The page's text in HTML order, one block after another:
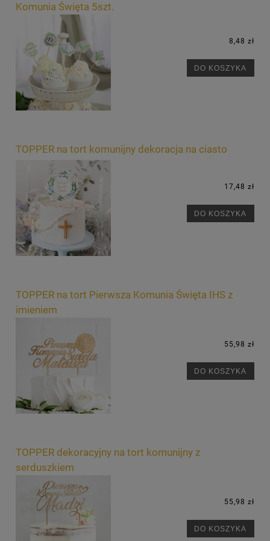
Komunia Święta 5szt.
8,48 zł
DO KOSZYKA
TOPPER na tort komunijny dekoracja na ciasto
17,48 zł
DO KOSZYKA
TOPPER na tort Pierwsza Komunia Święta IHS z
imieniem
55,98 zł
DO KOSZYKA
TOPPER dekoracyjny na tort komunijny z
serduszkiem
55,98 zł
DO KOSZYKA